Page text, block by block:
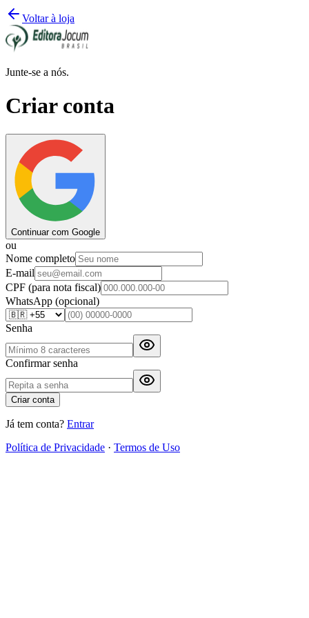
Voltar à loja
Junte-se a nós.
Criar conta
Continuar com Google
ou
Nome completo
E-mail
CPF (para nota fiscal)
WhatsApp (opcional)
Senha
Confirmar senha
Criar conta
Já tem conta? Entrar
Política de Privacidade · Termos de Uso